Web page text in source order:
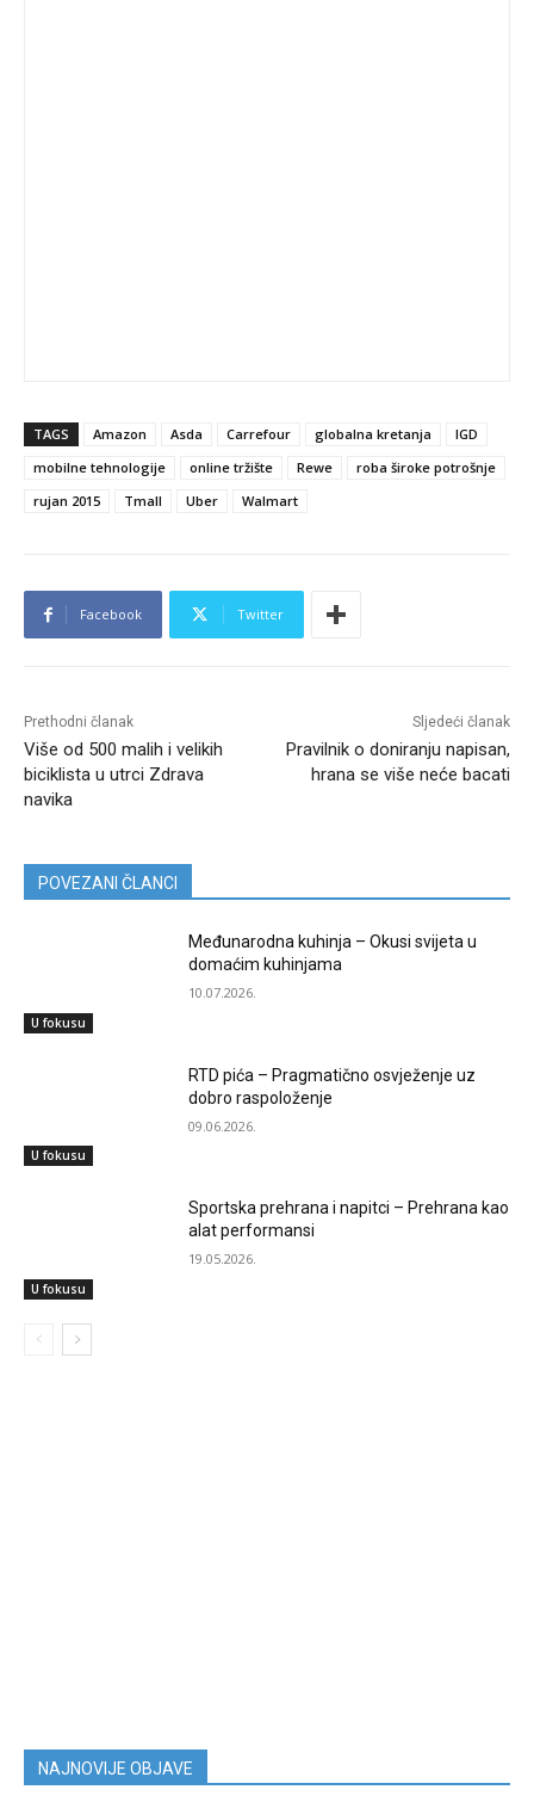
TAGS Amazon Asda Carrefour globalna kretanja
IGD
mobilne tehnologije
online tržište Rewe
roba široke potrošnje
rujan 2015
Tmall Uber Walmart
Facebook Twitter
Prethodni članak
Više od 500 malih i velikih
biciklista u utrci Zdrava
navika
Sljedeći članak
Pravilnik o doniranju napisan,
hrana se više neće bacati
POVEZANI ČLANCI
U fokusu
Međunarodna kuhinja – Okusi svijeta u
domaćim kuhinjama
10.07.2026.
U fokusu
RTD pića – Pragmatično osvježenje uz
dobro raspoloženje
09.06.2026.
U fokusu
Sportska prehrana i napitci – Prehrana kao
alat performansi
19.05.2026.
NAJNOVIJE OBJAVE